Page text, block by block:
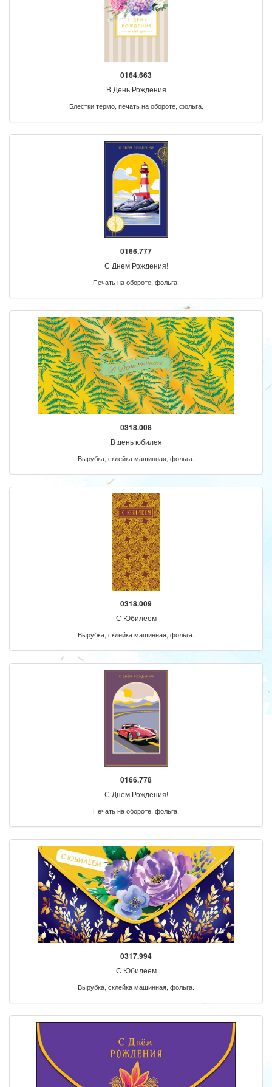
0164.663
В День Рождения
Блестки термо, печать на обороте, фольга.
0166.777
С Днем Рождения!
Печать на обороте, фольга.
0318.008
В день юбилея
Вырубка, склейка машинная, фольга.
0318.009
С Юбилеем
Вырубка, склейка машинная, фольга.
0166.778
С Днем Рождения!
Печать на обороте, фольга.
0317.994
С Юбилеем
Вырубка, склейка машинная, фольга.